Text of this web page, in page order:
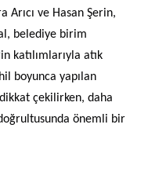
Arıcı ve Hasan Şerin,
belediye birim
katılımlarıyla atık
boyunca yapılan
çekilirken, daha
önemli bir